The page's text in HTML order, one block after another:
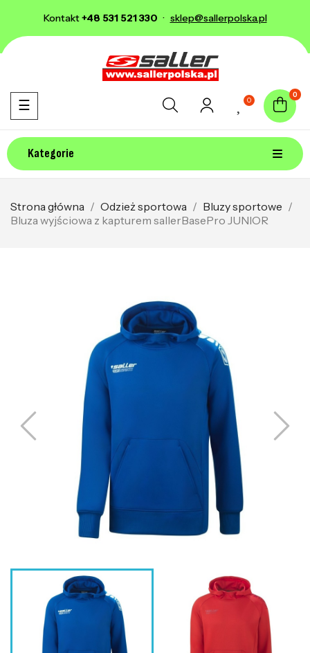
Kontakt+48 531 521 330 · sklep@sallerpolska.pl
0
0
Kategorie
Toggle navigation
☰
Strona główna Odzież sportowa
Bluzy sportowe
Bluza wyjściowa z kapturem sallerBasePro JUNIOR